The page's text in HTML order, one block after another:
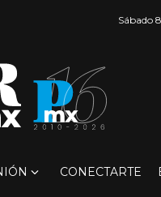
Sábado
CONECTARTE